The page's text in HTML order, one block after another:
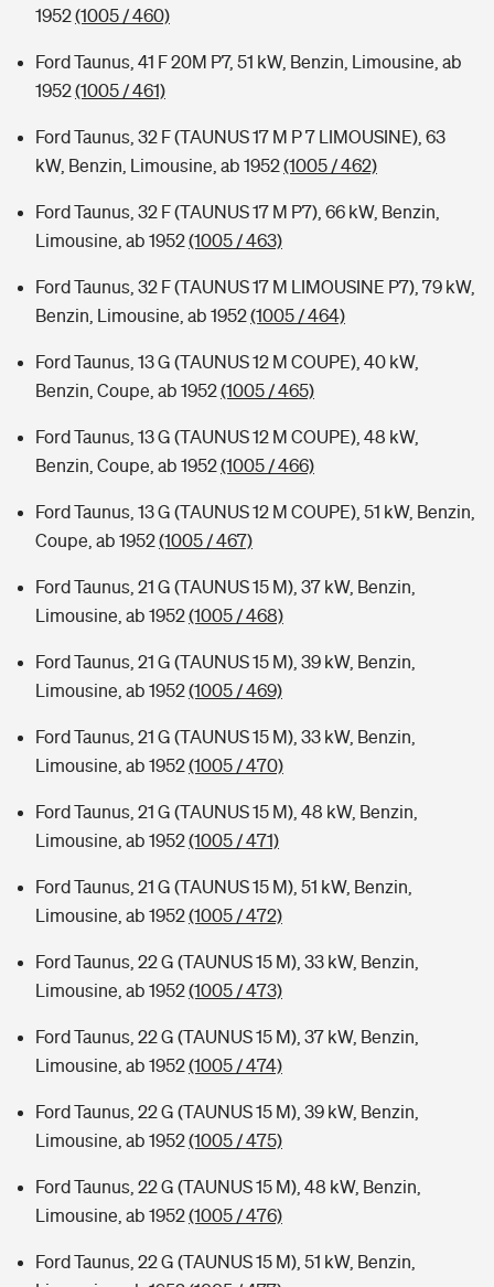
1952(1005 / 460)
Ford Taunus, 41 F 20M P7, 51 kW, Benzin, Limousine, ab
1952(1005 / 461)
Ford Taunus, 32 F (TAUNUS 17 M P 7 LIMOUSINE), 63
kW, Benzin, Limousine, ab 1952(1005 / 462)
Ford Taunus, 32 F (TAUNUS 17 M P7), 66 kW, Benzin,
Limousine, ab 1952(1005 / 463)
Ford Taunus, 32 F (TAUNUS 17 M LIMOUSINE P7), 79 kW,
Benzin, Limousine, ab 1952(1005 / 464)
Ford Taunus, 13 G (TAUNUS 12 M COUPE), 40 kW,
Benzin, Coupe, ab 1952(1005 / 465)
Ford Taunus, 13 G (TAUNUS 12 M COUPE), 48 kW,
Benzin, Coupe, ab 1952(1005 / 466)
Ford Taunus, 13 G (TAUNUS 12 M COUPE), 51 kW, Benzin,
Coupe, ab 1952(1005 / 467)
Ford Taunus, 21 G (TAUNUS 15 M), 37 kW, Benzin,
Limousine, ab 1952(1005 / 468)
Ford Taunus, 21 G (TAUNUS 15 M), 39 kW, Benzin,
Limousine, ab 1952(1005 / 469)
Ford Taunus, 21 G (TAUNUS 15 M), 33 kW, Benzin,
Limousine, ab 1952(1005 / 470)
Ford Taunus, 21 G (TAUNUS 15 M), 48 kW, Benzin,
Limousine, ab 1952(1005 / 471)
Ford Taunus, 21 G (TAUNUS 15 M), 51 kW, Benzin,
Limousine, ab 1952(1005 / 472)
Ford Taunus, 22 G (TAUNUS 15 M), 33 kW, Benzin,
Limousine, ab 1952(1005 / 473)
Ford Taunus, 22 G (TAUNUS 15 M), 37 kW, Benzin,
Limousine, ab 1952(1005 / 474)
Ford Taunus, 22 G (TAUNUS 15 M), 39 kW, Benzin,
Limousine, ab 1952(1005 / 475)
Ford Taunus, 22 G (TAUNUS 15 M), 48 kW, Benzin,
Limousine, ab 1952(1005 / 476)
Ford Taunus, 22 G (TAUNUS 15 M), 51 kW, Benzin,